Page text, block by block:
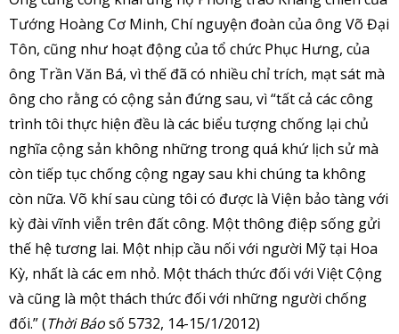
Tướng Hoàng Cơ Minh, Chí nguyện đoàn của ông Võ Đại
Tôn, cũng như hoạt động của tổ chức Phục Hưng, của
ông Trần Văn Bá, vì thế đã có nhiều chỉ trích, mạt sát mà
ông cho rằng có cộng sản đứng sau, vì “tất cả các công
trình tôi thực hiện đều là các biểu tượng chống lại chủ
nghĩa cộng sản không những trong quá khứ lịch sử mà
còn tiếp tục chống cộng ngay sau khi chúng ta không
còn nữa. Võ khí sau cùng tôi có được là Viện bảo tàng với
kỳ đài vĩnh viễn trên đất công. Một thông điệp sống gửi
thế hệ tương lai. Một nhịp cầu nối với người Mỹ tại Hoa
Kỳ, nhất là các em nhỏ. Một thách thức đối với Việt Cộng
và cũng là một thách thức đối với những người chống
đối.” (Thời Báosố 5732, 14-15/1/2012)